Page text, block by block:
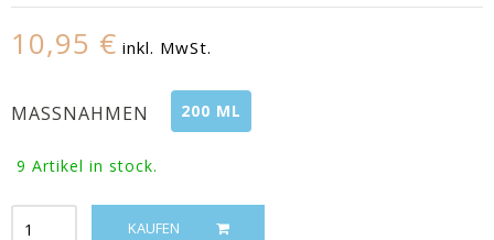
10,95 € inkl. MwSt.
MASSNAHMEN 200 ML
9 Artikel in stock.
KAUFEN